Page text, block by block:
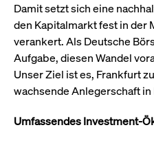
Damit setzt sich eine
den Kapitalmarkt fest in der
verankert. Als Deutsche
Aufgabe, diesen Wandel
Unser Ziel ist es, Frankfurt
wachsende Anlegerschaft in
Umfassendes Investment-
ApplicationGatewayAffinityCORS